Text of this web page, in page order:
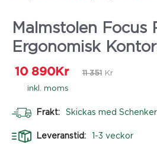
Malmstolen Focus
Ergonomisk
10 890 Kr
inkl. moms
11 351 Kr
Frakt: Skickas med Schenker
Leveranstid: 1-3 veckor